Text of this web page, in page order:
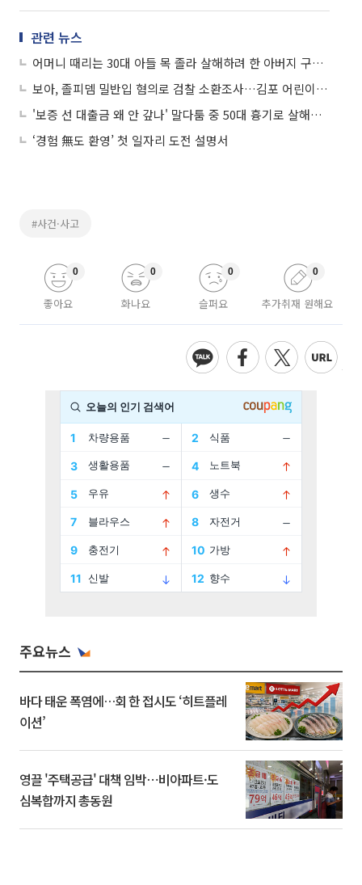
관련 뉴스
어머니 때리는 30대 아들 목 졸라 살해하려 한 아버지 구속…노인 두 명 치고도 안 멈춘 음주 트럭, 뒤쫓은 시민 손에 덜미 外
보아, 졸피뎀 밀반입 혐의로 검찰 소환조사…김포 어린이집 원생 9명 학대한 보육교사 구속 外
'보증 선 대출금 왜 안 갚나' 말다툼 중 50대 흉기로 살해…서울서 도주한 음성소망병원 확진자 청주서 붙잡혀 外
‘경험 無도 환영’ 첫 일자리 도전 설명서
#사건·사고
좋아요
0
화나요
0
슬퍼요
0
추가취재 원해요
0
주요뉴스
바다 태운 폭염에…회 한 접시도 ‘히트플레
이션’
영끌 '주택공급' 대책 임박⋯비아파트·도
심복합까지 총동원